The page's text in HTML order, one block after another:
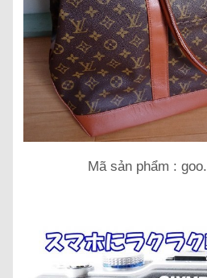
Mã sản phẩm :